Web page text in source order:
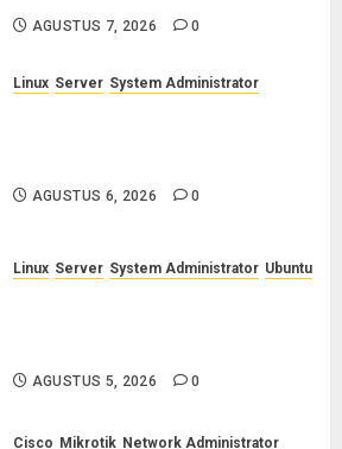
AGUSTUS 7, 2026 0
Linux Server System Administrator
AGUSTUS 6, 2026 0
Linux Server System Administrator Ubuntu
AGUSTUS 5, 2026 0
Cisco Mikrotik Network Administrator